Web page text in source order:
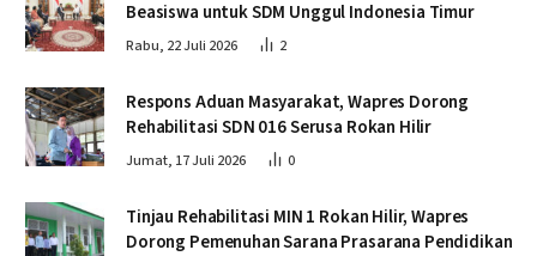
Beasiswa untuk SDM Unggul Indonesia Timur
Rabu, 22 Juli 2026 2
Respons Aduan Masyarakat, Wapres Dorong
Rehabilitasi SDN 016 Serusa Rokan Hilir
Jumat, 17 Juli 2026 0
Tinjau Rehabilitasi MIN 1 Rokan Hilir, Wapres
Dorong Pemenuhan Sarana Prasarana Pendidikan